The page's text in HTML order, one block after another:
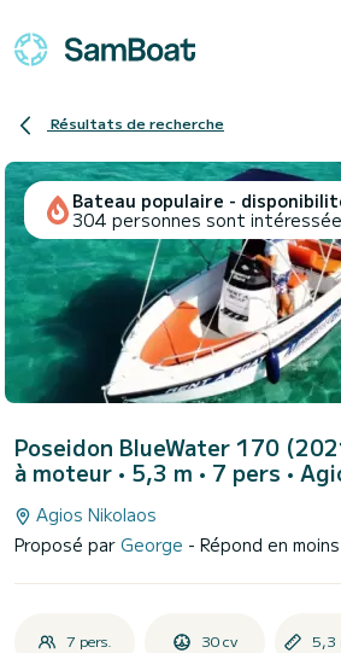
Résultats de recherche
Bateau populaire -
304 personnes sont
Poseidon BlueWater 170
à moteur • 5,3 m • 7 pers •
Agios Nikolaos
Proposé par George - Répond en
7 pers. 30 cv 5,3